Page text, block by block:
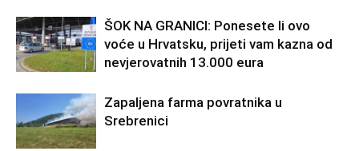
ŠOK NA GRANICI: Ponesete li ovo
voće u Hrvatsku, prijeti vam kazna od
nevjerovatnih 13.000 eura
Zapaljena farma povratnika u
Srebrenici